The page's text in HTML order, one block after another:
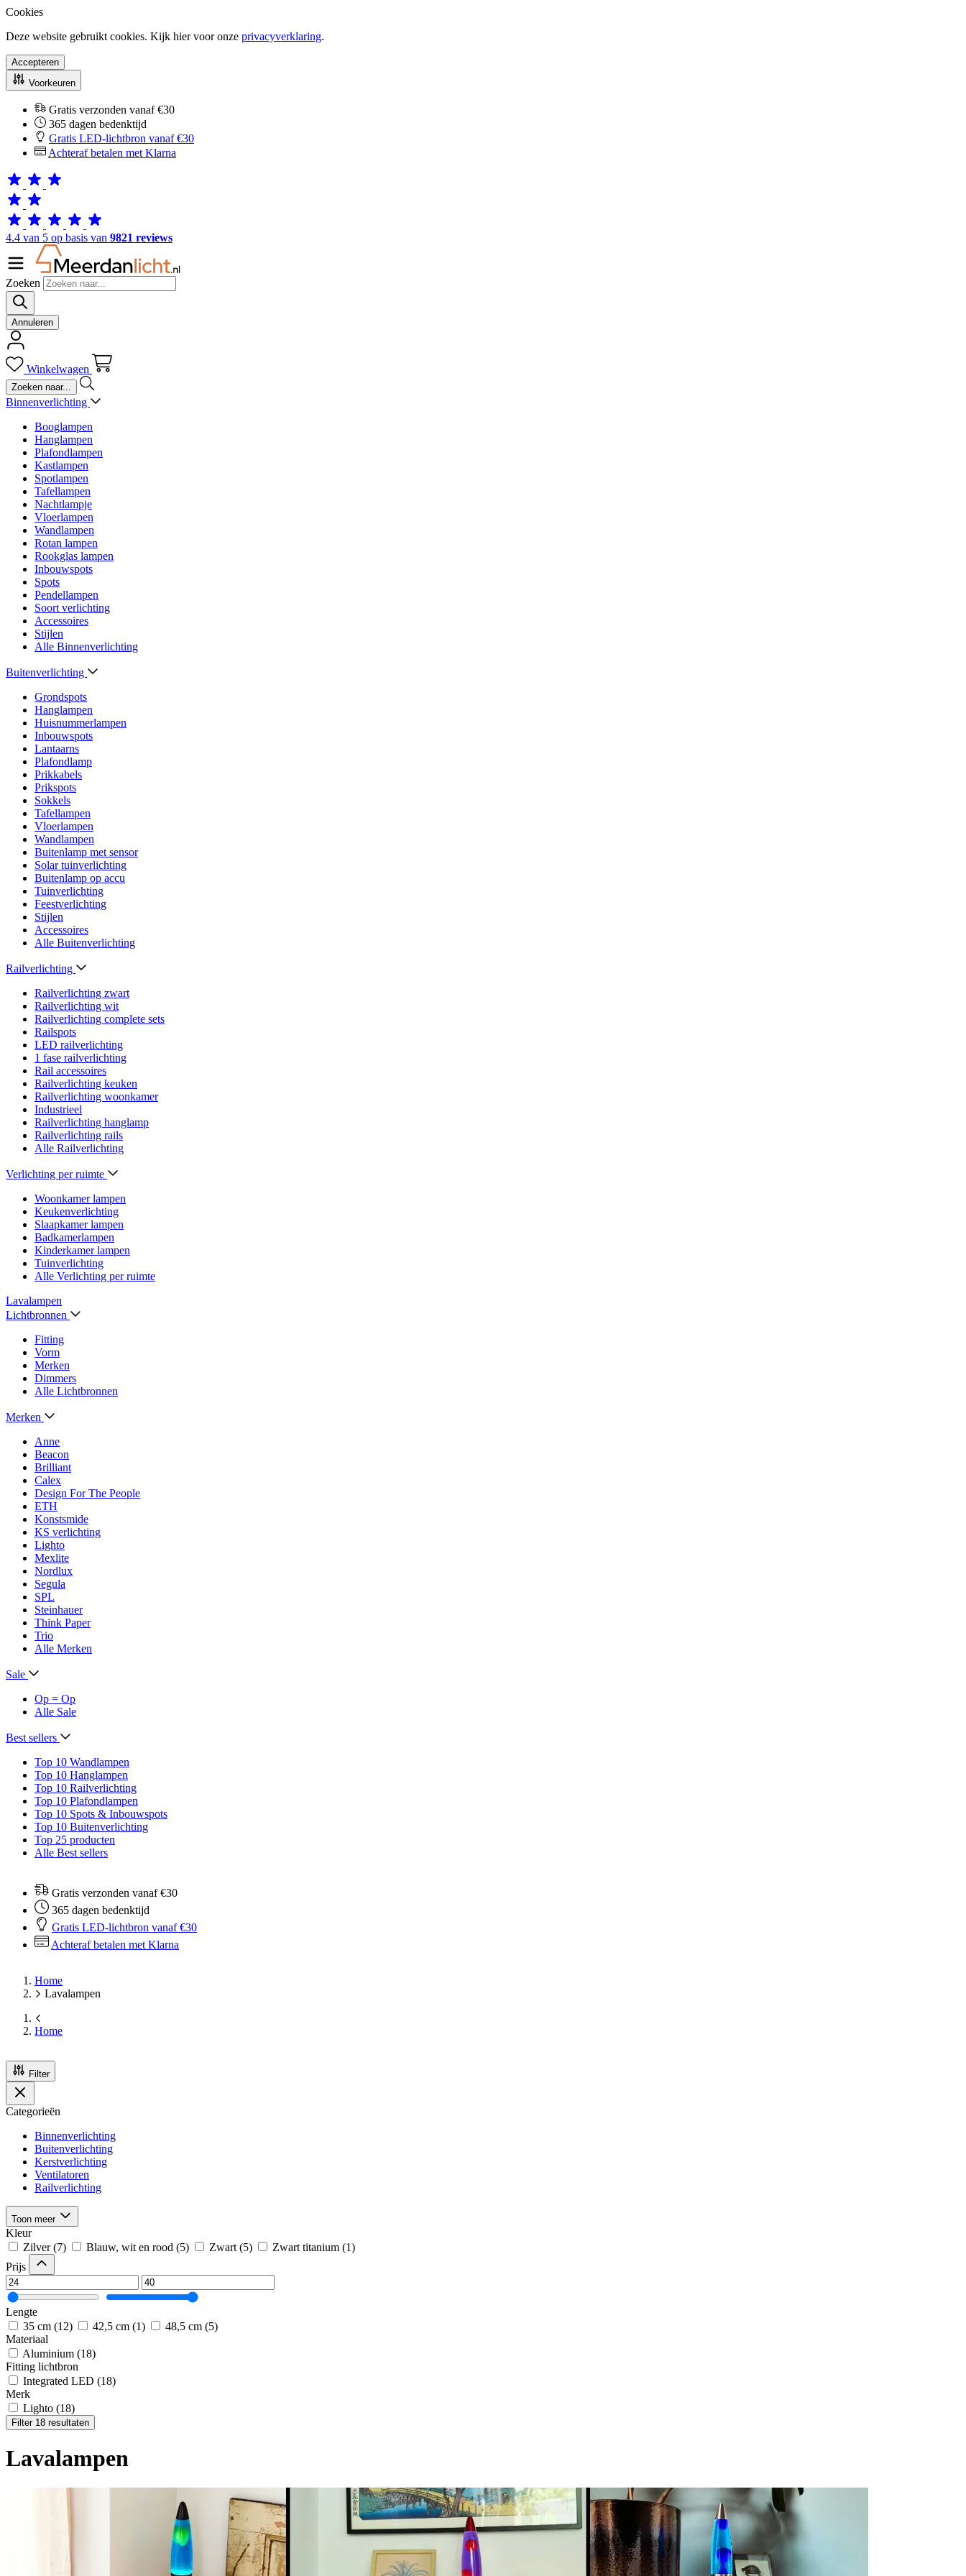
Cookies
Deze website gebruikt cookies. Kijk hier voor onze privacyverklaring.
Accepteren
Voorkeuren
Gratis verzonden vanaf €30
365 dagen bedenktijd
Gratis LED-lichtbron vanaf €30
Achteraf betalen met Klarna
4.4 van 5 op basis van 9821 reviews
Zoeken
Annuleren
Winkelwagen
Binnenverlichting
Booglampen
Hanglampen
Plafondlampen
Kastlampen
Spotlampen
Tafellampen
Nachtlampje
Vloerlampen
Wandlampen
Rotan lampen
Rookglas lampen
Inbouwspots
Spots
Pendellampen
Soort verlichting
Accessoires
Stijlen
Alle Binnenverlichting
Buitenverlichting
Grondspots
Hanglampen
Huisnummerlampen
Inbouwspots
Lantaarns
Plafondlamp
Prikkabels
Prikspots
Sokkels
Tafellampen
Vloerlampen
Wandlampen
Buitenlamp met sensor
Solar tuinverlichting
Buitenlamp op accu
Tuinverlichting
Feestverlichting
Stijlen
Accessoires
Alle Buitenverlichting
Railverlichting
Railverlichting zwart
Railverlichting wit
Railverlichting complete sets
Railspots
LED railverlichting
1 fase railverlichting
Rail accessoires
Railverlichting keuken
Railverlichting woonkamer
Industrieel
Railverlichting hanglamp
Railverlichting rails
Alle Railverlichting
Verlichting per ruimte
Woonkamer lampen
Keukenverlichting
Slaapkamer lampen
Badkamerlampen
Kinderkamer lampen
Tuinverlichting
Alle Verlichting per ruimte
Lavalampen
Lichtbronnen
Fitting
Vorm
Merken
Dimmers
Alle Lichtbronnen
Merken
Anne
Beacon
Brilliant
Calex
Design For The People
ETH
Konstsmide
KS verlichting
Lighto
Mexlite
Nordlux
Segula
SPL
Steinhauer
Think Paper
Trio
Alle Merken
Sale
Op = Op
Alle Sale
Best sellers
Top 10 Wandlampen
Top 10 Hanglampen
Top 10 Railverlichting
Top 10 Plafondlampen
Top 10 Spots & Inbouwspots
Top 10 Buitenverlichting
Top 25 producten
Alle Best sellers
Gratis verzonden vanaf €30
365 dagen bedenktijd
Gratis LED-lichtbron vanaf €30
Achteraf betalen met Klarna
Home
Lavalampen
Home
Filter
Categorieën
Binnenverlichting
Buitenverlichting
Kerstverlichting
Ventilatoren
Railverlichting
Toon meer
Kleur
Zilver (7) Blauw, wit en rood (5) Zwart (5) Zwart titanium (1)
Prijs
Lengte
35 cm (12) 42,5 cm (1) 48,5 cm (5)
Materiaal
Aluminium (18)
Fitting lichtbron
Integrated LED (18)
Merk
Lighto (18)
Filter 18 resultaten
Lavalampen